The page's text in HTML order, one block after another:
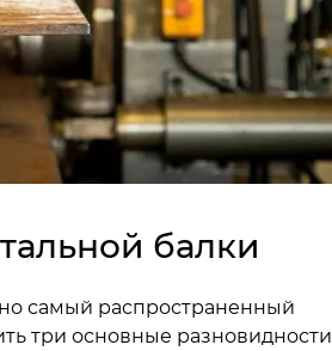
балки
самый распространенный
три основные разновидности